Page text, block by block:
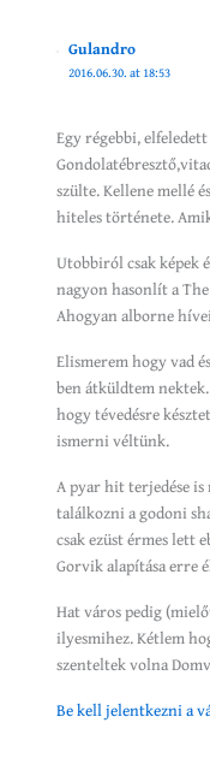
Gulandro
2016.06.30. at 18:53
Egy régebbi,
szülte. Kellene mellé
hiteles története.
Utobbiról csak képek
nagyon hasonlít a
Ahogyan alborne
Elismerem hogy vad
ben átküldtem
hogy tévedésre
ismerni véltünk.
A pyar hit terjedése is
találkozni a godoni
csak ezüst érmes lett
Gorvik alapítása erre
Hat város pedig
ilyesmihez. Kétlem
szenteltek volna
Be kell jelentkezni a